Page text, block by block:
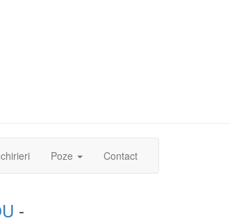
Poze Contact
-